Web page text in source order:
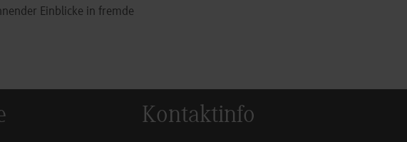
Einblicke in fremde
Kontaktinfo